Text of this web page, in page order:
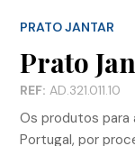
PRATO JANTAR
Prato
REF: AD.321.011.10
Os produtos para
Portugal, por